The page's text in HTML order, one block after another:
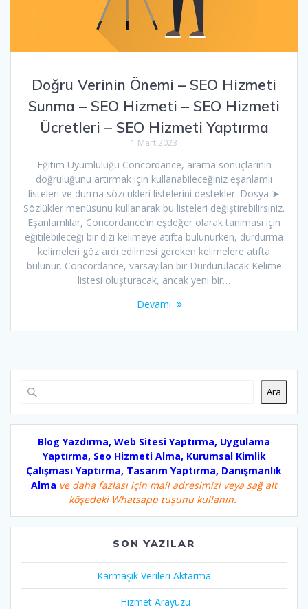
Doğru Verinin Önemi – SEO Hizmeti
Sunma – SEO Hizmeti – SEO Hizmeti
Ücretleri – SEO Hizmeti Yaptırma
1 Mart 2023
Eğitim Uyumluluğu Concordance, arama sonuçlarının
doğruluğunu artırmak için kullanabileceğiniz eşanlamlı
listeleri ve durma sözcükleri listelerini destekler. Dosya ➤
Sözlükler menüsünü kullanarak bu listeleri değiştirebilirsiniz.
Eşanlamlılar, Concordance’ın eşdeğer olarak tanıması için
eğitilebileceği bir dizi kelimeye atıfta bulunurken, durdurma
kelimeleri göz ardı edilmesi gereken kelimelere atıfta
bulunur. Concordance, varsayılan bir Durdurulacak Kelime
listesi oluşturacak, ancak yeni bir…
Devamı
Ara
Blog Yazdırma, Web Sitesi Yaptırma, Uygulama
Yaptırma, Seo Hizmeti Alma, Kurumsal Kimlik
Çalışması Yaptırma, Tasarım Yaptırma, Danışmanlık
Alma ve daha fazlası için mail adresimizi veya sağ alt
köşedeki Whatsapp tuşunu kullanın.
SON YAZILAR
Karmaşık Verileri Aktarma
Hizmet Arayüzü